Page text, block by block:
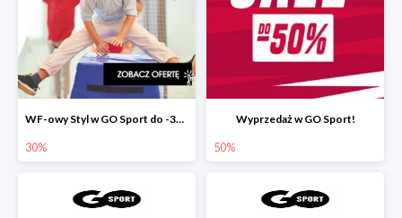
WF-owy Styl w GO Sport do -30%
30%
Wyprzedaż w GO Sport!
50%